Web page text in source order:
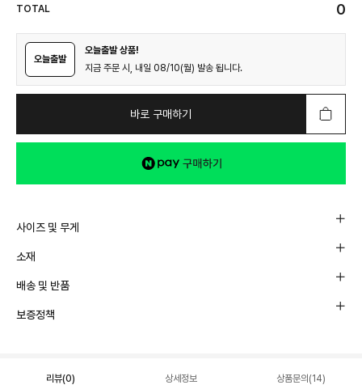
TOTAL 0
오늘출발
오늘출발 상품!
지금 주문 시, 내일 08/10(월) 발송 됩니다.
바로 구매하기
사이즈 및 무게
소재
배송 및 반품
보증정책
리뷰(0) 상세정보 상품문의(14)